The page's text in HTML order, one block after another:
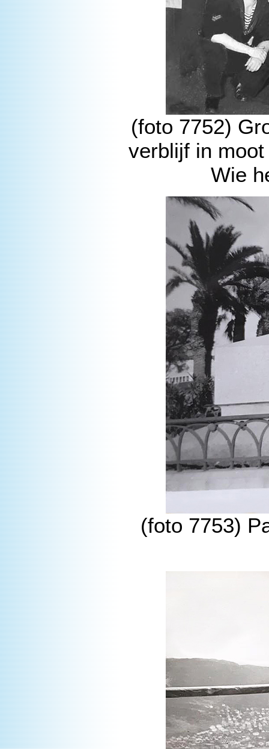
(foto 7752)
verblijf in
Wie
(foto 7753)